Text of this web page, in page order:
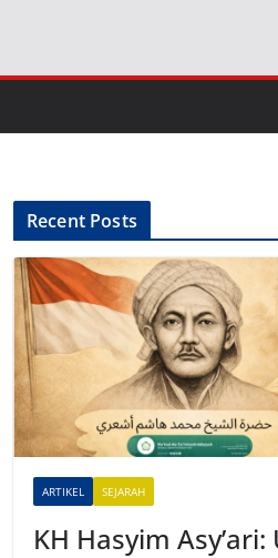
Recent Posts
ARTIKEL SEJARAH
KH Hasyim